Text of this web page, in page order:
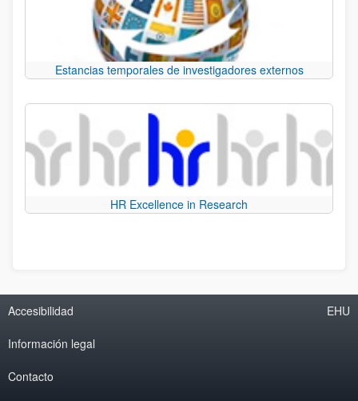
Estancias temporales de investigadores externos
HR Excellence in Research
Accesibilidad
Información legal
Contacto
EHU